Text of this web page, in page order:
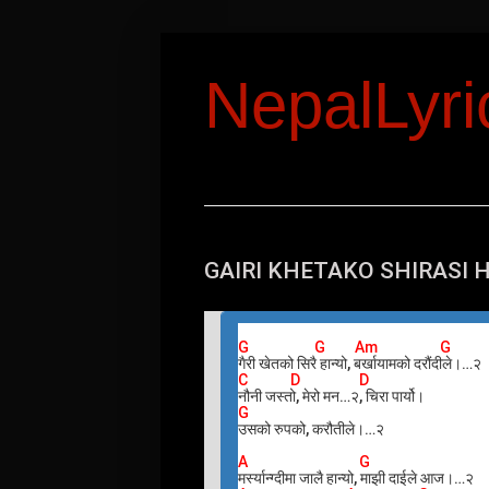
GAIRI KHETAKO SHIRASI
G G Am G
गैरी खेतको सिरै हान्यो, बर्खायामको दरौंदीले।…२
C D D
नौनी जस्तो, मेरो मन…२, चिरा पार्यो।
G
उसको रुपको, करौतीले।…२
A G
मर्स्यान्ग्दीमा जालै हान्यो, माझी दाईले आज।…२